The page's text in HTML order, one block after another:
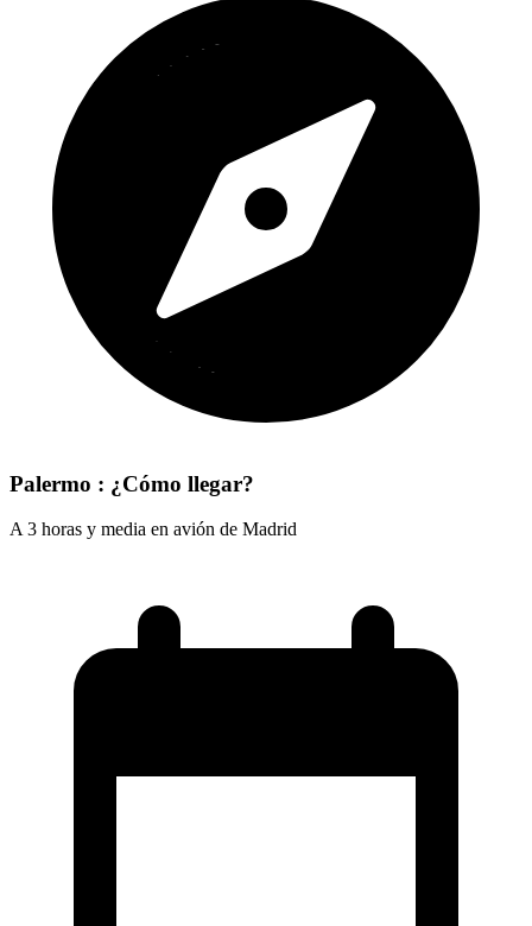
Palermo : ¿Cómo llegar?
A 3 horas y media en avión de Madrid